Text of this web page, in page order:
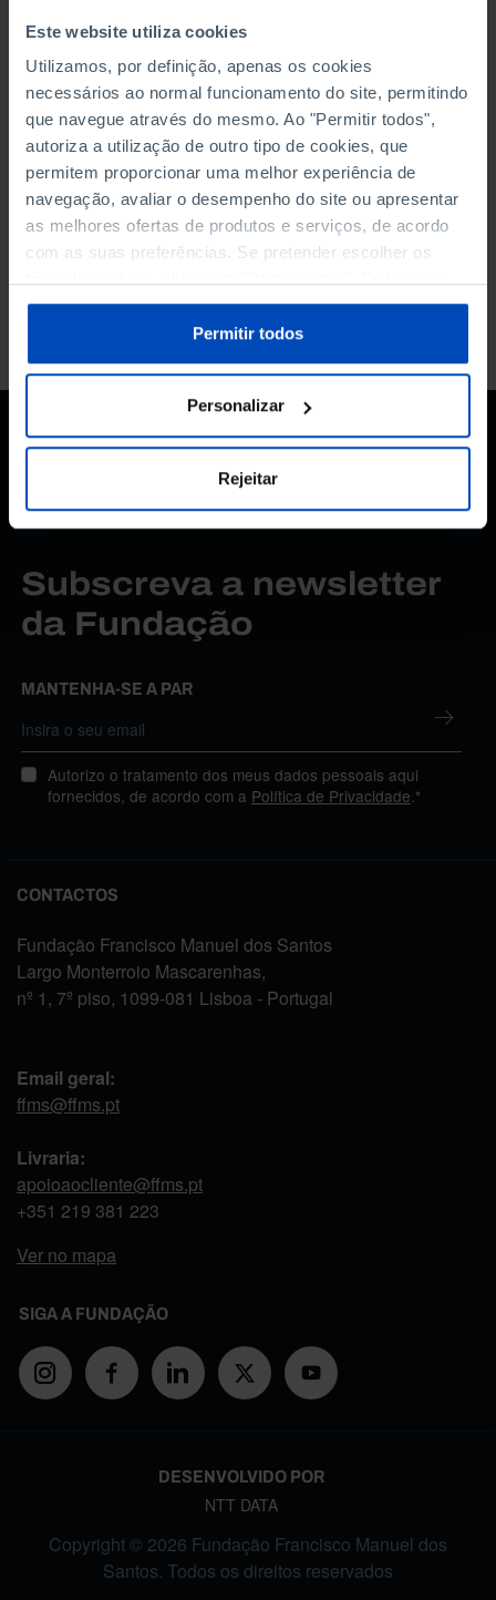
Este website utiliza cookies
Utilizamos, por definição, apenas os cookies
necessários ao normal funcionamento do site, permitindo
que navegue através do mesmo. Ao "Permitir todos",
autoriza a utilização de outro tipo de cookies, que
permitem proporcionar uma melhor experiência de
navegação, avaliar o desempenho do site ou apresentar
as melhores ofertas de produtos e serviços, de acordo
com as suas preferências. Se pretender escolher os
sobre cookies através da gestão de preferências ou da
Política de Cookies.
Permitir todos
Personalizar
Rejeitar
Para pesquisar uma expressão coloque-a entre aspas
Não foram encontrados
resultados para esta
pesquisa.
Subscreva a newsletter
da Fundação
MANTENHA-SE A PAR
Autorizo o tratamento dos meus dados pessoais aqui
fornecidos, de acordo com a Política de Privacidade .*
CONTACTOS
Fundação Francisco Manuel dos Santos
Largo Monterroio Mascarenhas,
nº 1, 7º piso, 1099-081 Lisboa - Portugal
Email geral:
ffms@ffms.pt
Livraria:
apoioaocliente@ffms.pt
+351 219 381 223
Ver no mapa
SIGA A FUNDAÇÃO
DESENVOLVIDO POR
NTT DATA
Copyright © 2026 Fundação Francisco Manuel dos
Santos. Todos os direitos reservados